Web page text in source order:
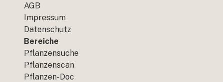
AGB
Impressum
Datenschutz
Bereiche
Pflanzensuche
Pflanzenscan
Pflanzen-Doc